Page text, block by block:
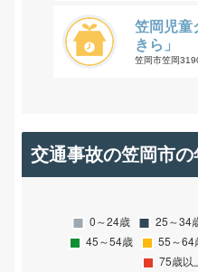
笠岡児童
きら」
笠岡市笠岡
交通事故の笠岡市